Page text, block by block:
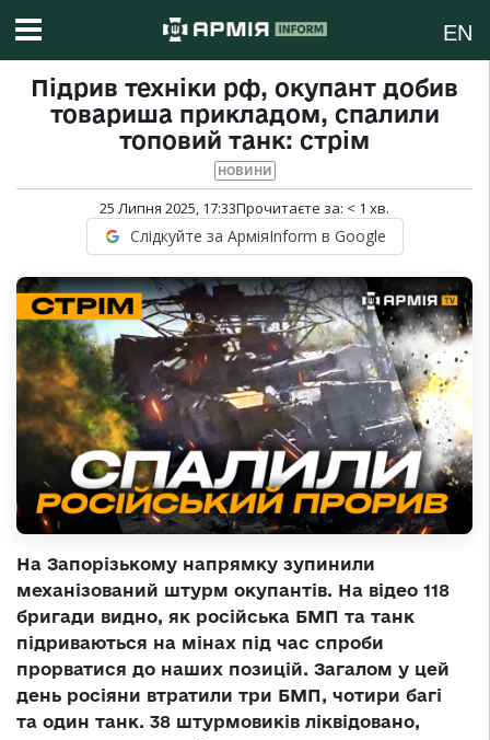
EN
Підрив техніки рф, окупант добив
товариша прикладом, спалили
топовий танк: стрім
НОВИНИ
25 Липня 2025, 17:33Прочитаєте за: < 1 хв.
Слідкуйте за АрміяInform в Google
На Запорізькому напрямку зупинили
механізований штурм окупантів. На відео 118
бригади видно, як російська БМП та танк
підриваються на мінах під час спроби
прорватися до наших позицій. Загалом у цей
день росіяни втратили три БМП, чотири багі
та один танк. 38 штурмовиків ліквідовано,